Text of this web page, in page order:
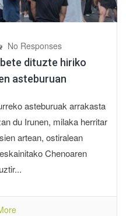
No Responses
dituzte hiriko
asteburuan
asteburuak arrakasta
du Irunen, milaka herritar
artean, ostiralean
Chenoaren